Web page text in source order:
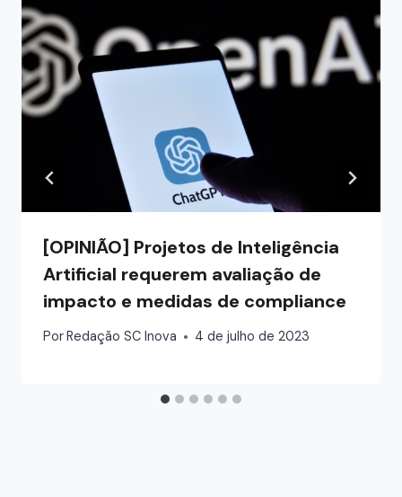
[OPINIÃO] Projetos de Inteligência
Artificial requerem avaliação de
impacto e medidas de compliance
PorRedação SC Inova 4 de julho de 2023